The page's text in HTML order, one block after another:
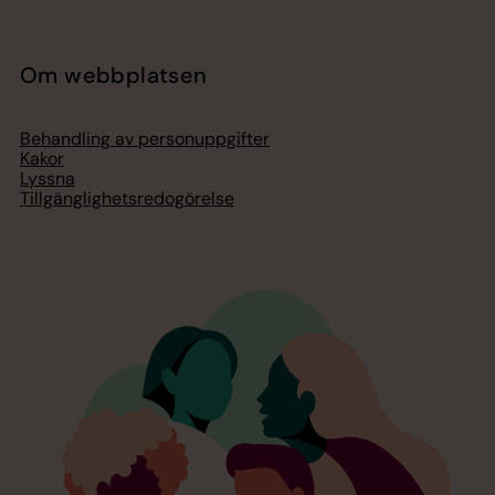
Om webbplatsen
Behandling av personuppgifter
Kakor
Lyssna
Tillgänglighetsredogörelse